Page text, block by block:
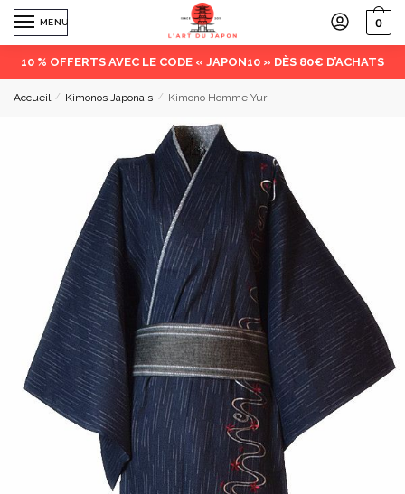
MENU 0
10 % OFFERTS AVEC LE CODE « JAPON10 » DÈS 80€ D’ACHATS
Accueil / Kimonos Japonais / Kimono Homme Yuri